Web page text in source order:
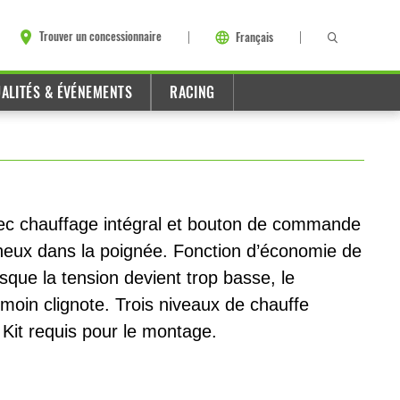
Trouver un concessionnaire Français
& ÉVÉNEMENTS RACING
chauffage intégral et bouton de commande
dans la poignée. Fonction d’économie de
la tension devient trop basse, le
clignote. Trois niveaux de chauffe
requis pour le montage.